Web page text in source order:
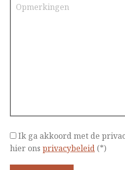
Ik ga akkoord met de
hier ons privacybeleid (*)